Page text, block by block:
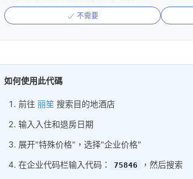
不需要
如何使用此代碼
前往 丽笙 搜索目的地酒店
输入入住和退房日期
展开"特殊价格"，选择"企业价格"
在企业代码栏输入代码：
75846
，然后搜索